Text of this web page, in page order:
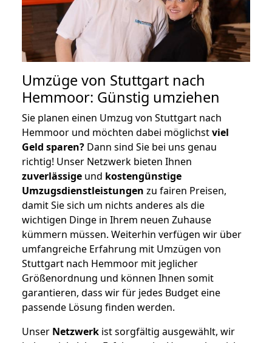
Umzüge von Stuttgart nach
Hemmoor: Günstig umziehen
Sie planen einen Umzug von Stuttgart nach
Hemmoor und möchten dabei möglichstviel
Geld sparen? Dann sind Sie bei uns genau
richtig! Unser Netzwerk bieten Ihnen
zuverlässige und kostengünstige
Umzugsdienstleistungen zu fairen Preisen,
damit Sie sich um nichts anderes als die
wichtigen Dinge in Ihrem neuen Zuhause
kümmern müssen. Weiterhin verfügen wir über
umfangreiche Erfahrung mit Umzügen von
Stuttgart nach Hemmoor mit jeglicher
Größenordnung und können Ihnen somit
garantieren, dass wir für jedes Budget eine
passende Lösung finden werden.
Unser Netzwerk ist sorgfältig ausgewählt, wir